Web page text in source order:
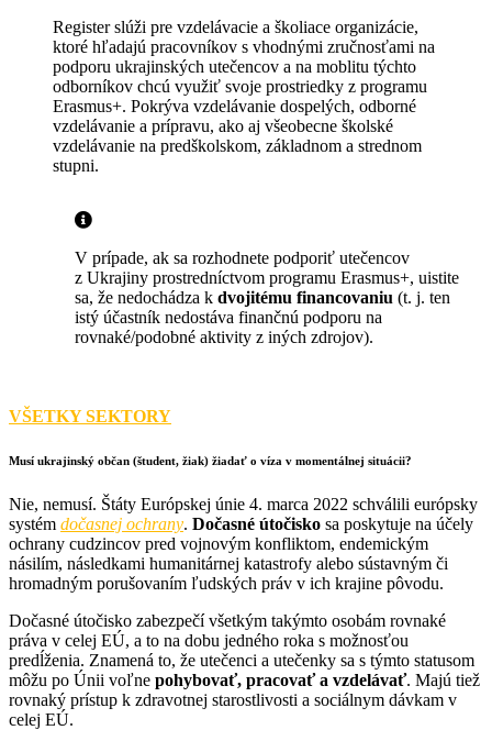
Register slúži pre vzdelávacie a školiace organizácie,
ktoré hľadajú pracovníkov s vhodnými zručnosťami na
podporu ukrajinských utečencov a na moblitu týchto
odborníkov chcú využiť svoje prostriedky z programu
Erasmus+. Pokrýva vzdelávanie dospelých, odborné
vzdelávanie a prípravu, ako aj všeobecne školské
vzdelávanie na predškolskom, základnom a strednom
stupni.
V prípade, ak sa rozhodnete podporiť utečencov
z Ukrajiny prostredníctvom programu Erasmus+, uistite
sa, že nedochádza k dvojitému financovaniu (t. j. ten
istý účastník nedostáva finančnú podporu na
rovnaké/podobné aktivity z iných zdrojov).
VŠETKY SEKTORY
Musí ukrajinský občan (študent, žiak) žiadať o víza v momentálnej situácii?
Nie, nemusí. Štáty Európskej únie 4. marca 2022 schválili európsky
systém dočasnej ochrany. Dočasné útočisko sa poskytuje na účely
ochrany cudzincov pred vojnovým konfliktom, endemickým
násilím, následkami humanitárnej katastrofy alebo sústavným či
hromadným porušovaním ľudských práv v ich krajine pôvodu.
Dočasné útočisko zabezpečí všetkým takýmto osobám rovnaké
práva v celej EÚ, a to na dobu jedného roka s možnosťou
predĺženia. Znamená to, že utečenci a utečenky sa s týmto statusom
môžu po Únii voľne pohybovať, pracovať a vzdelávať. Majú tiež
rovnaký prístup k zdravotnej starostlivosti a sociálnym dávkam v
celej EÚ.